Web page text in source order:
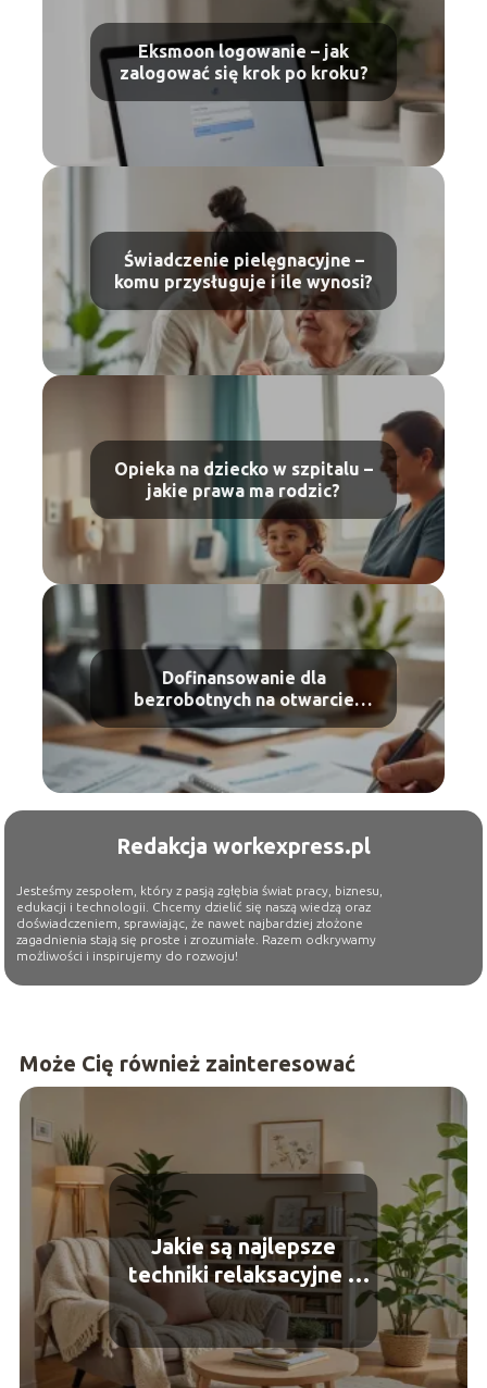
Eksmoon logowanie – jak
zalogować się krok po kroku?
Świadczenie pielęgnacyjne –
komu przysługuje i ile wynosi?
Opieka na dziecko w szpitalu –
jakie prawa ma rodzic?
Dofinansowanie dla
bezrobotnych na otwarcie
działalności – warunki, kwoty,
jak dostać
Redakcja workexpress.pl
Jesteśmy zespołem, który z pasją zgłębia świat pracy, biznesu,
edukacji i technologii. Chcemy dzielić się naszą wiedzą oraz
doświadczeniem, sprawiając, że nawet najbardziej złożone
zagadnienia stają się proste i zrozumiałe. Razem odkrywamy
możliwości i inspirujemy do rozwoju!
Może Cię również zainteresować
Jakie są najlepsze
techniki relaksacyjne –
przegląd metod